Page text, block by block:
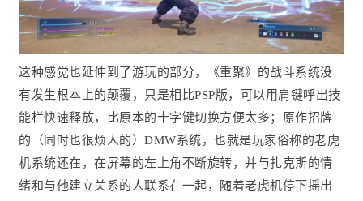
这种感觉也延伸到了游玩的部分，《重聚》的战斗系统没
有发生根本上的颠覆，只是相比PSP版，可以用肩键呼出技
能栏快速释放，比原本的十字键切换方便太多；原作招牌
的（同时也很烦人的）DMW系统，也就是玩家俗称的老虎
机系统还在，在屏幕的左上角不断旋转，并与扎克斯的情
绪和与他建立关系的人联系在一起，随着老虎机停下摇出